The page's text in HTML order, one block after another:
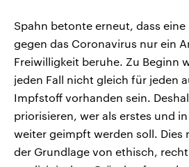
Spahn betonte erneut, dass
gegen das Coronavirus nur ein
Freiwilligkeit beruhe. Zu Beginn
jeden Fall nicht gleich für jeden
Impfstoff vorhanden sein.
priorisieren, wer als erstes und
weiter geimpft werden soll. Dies
der Grundlage von ethisch,